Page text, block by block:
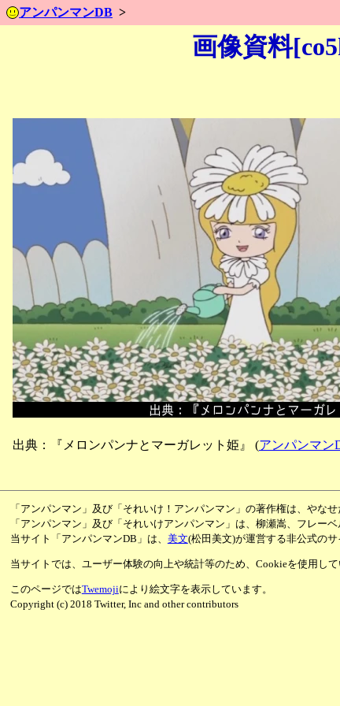
アンパンマンDB
画像資料
出典：『メロンパンナとマーガレット姫』 (アンパンマン
「アンパンマン」及び「それいけ！アンパンマン」の著作権は、やな
「アンパンマン」及び「それいけアンパンマン」は、柳瀬嵩、フレーベ
当サイト「アンパンマンDB」は、 美文(松田美文)が運営する非公式のサ
当サイトでは、ユーザー体験の向上や統計等のため、Cookieを使用し
このページではTwemojiにより絵文字を表示しています。
Copyright (c) 2018 Twitter, Inc and other contributors